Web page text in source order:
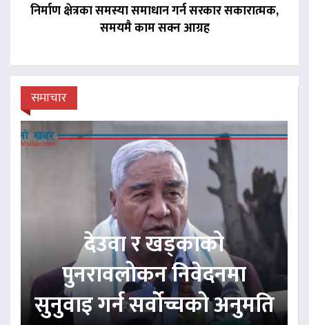
निर्माण क्षेत्रका समस्या समाधान गर्न सरकार सकारात्मक,
समयमै काम सक्न आग्रह
समाचार
देउवा र खड्काको
पुनरावलोकन निवेदनमा
सुनुवाइ गर्न सर्वोच्चको अनुमति